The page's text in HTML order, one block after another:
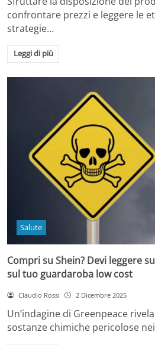
confrontare prezzi e leggere le
strategie…
Leggi di più
Salute
Compri su Shein? Devi leggere
sul tuo guardaroba low cost
Claudio Rossi 2 Dicembre 2025
Un’indagine di Greenpeace
sostanze chimiche pericolose